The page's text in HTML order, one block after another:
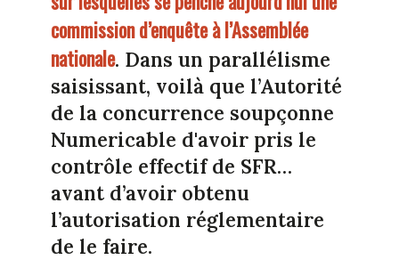
commission d’enquête à l’Assemblée
nationale. Dans un parallélisme
saisissant, voilà que l’Autorité
de la concurrence soupçonne
Numericable d'avoir pris le
contrôle effectif de SFR…
avant d’avoir obtenu
l’autorisation réglementaire
de le faire.